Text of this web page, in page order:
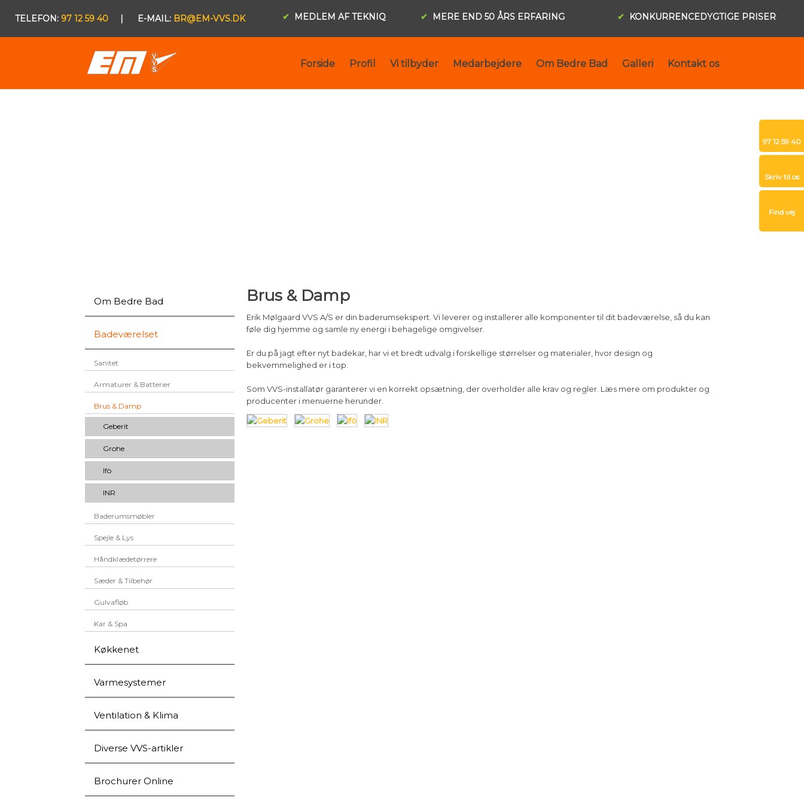
​97 12 59 40
Skriv til os​
Find vej​
​TELEFON: 97 12 59 40| E-MAIL: BR@EM-VVS.DK ✔ MEDLEM AF TEKNIQ​ ✔ MERE END 50 ÅRS ERFARING ✔ KONKURRENCEDYGTIGE PRISER
Forside Profil Vi tilbyder Medarbejdere Om Bedre Bad Galleri Kontakt os
Om Bedre Bad
Badeværelset
Sanitet
Armaturer & Batterier
Brus & Damp
Geberit
Grohe
Ifö
INR
Baderumsmøbler
Spejle & Lys
Håndklædetørrere
Sæder & Tilbehør
Gulvafløb
Kar & Spa
Køkkenet
Varmesystemer
Ventilation & Klima
Diverse VVS-artikler
Brochurer Online
Brus & Damp
Erik Mølgaard VVS A/S er din baderumsekspert. Vi leverer og installerer alle komponenter til dit badeværelse, så du kan
føle dig hjemme og samle ny energi i behagelige omgivelser.
Er du på jagt efter nyt badekar, har vi et bredt udvalg i forskellige størrelser og materialer, hvor design og
bekvemmelighed er i top.
Som VVS-installatør garanterer vi en korrekt opsætning, der overholder alle krav og regler. Læs mere om produkter og
producenter i menuerne herunder.